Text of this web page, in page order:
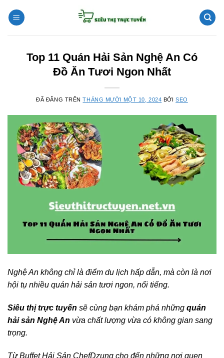
đến
Top 11 Quán Hải Sản Nghệ An Có
Đồ Ăn Tươi Ngon Nhất
ĐÃ ĐĂNG TRÊNTHÁNG MƯỜI MỘT 10, 2024 BỞISEO
Nghệ An không chỉ là điểm du lịch hấp dẫn, mà còn là nơi
hội tụ nhiều quán hải sản tươi ngon, nổi tiếng.
Siêu thị trực tuyến sẽ cùng bạn khám phá những quán
hải sản Nghệ An vừa chất lượng vừa có không gian sang
trọng.
Từ Buffet Hải Sản ChefDzung cho đến những nơi quen